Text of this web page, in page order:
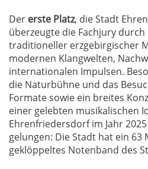
Der erste Platz, die Stadt
überzeugte die Fachjury
traditioneller erzgebirgischer
modernen Klangwelten,
internationalen Impulsen.
die Naturbühne und das
Formate sowie ein breites
einer gelebten musikalischen
Ehrenfriedersdorf im Jahr
gelungen: Die Stadt hat ein 63
geklöppeltes Notenband des